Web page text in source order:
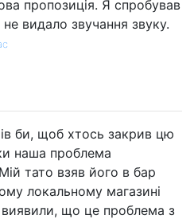
пропозиція. Я спробував
не видало звучання звуку.
би, щоб хтось закрив цю
наша проблема
тато взяв його в бар
локальному магазині
виявили, що це проблема з